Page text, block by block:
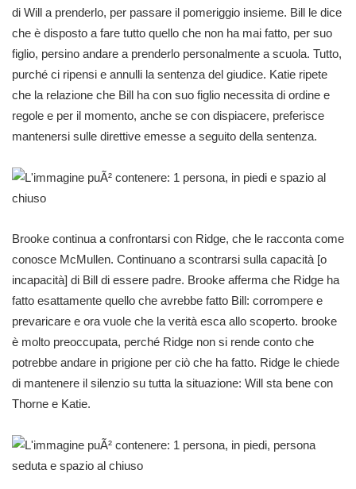
di Will a prenderlo, per passare il pomeriggio insieme. Bill le dice
che è disposto a fare tutto quello che non ha mai fatto, per suo
figlio, persino andare a prenderlo personalmente a scuola. Tutto,
purché ci ripensi e annulli la sentenza del giudice. Katie ripete
che la relazione che Bill ha con suo figlio necessita di ordine e
regole e per il momento, anche se con dispiacere, preferisce
mantenersi sulle direttive emesse a seguito della sentenza.
Brooke continua a confrontarsi con Ridge, che le racconta come
conosce McMullen. Continuano a scontrarsi sulla capacità [o
incapacità] di Bill di essere padre. Brooke afferma che Ridge ha
fatto esattamente quello che avrebbe fatto Bill: corrompere e
prevaricare e ora vuole che la verità esca allo scoperto. brooke
è molto preoccupata, perché Ridge non si rende conto che
potrebbe andare in prigione per ciò che ha fatto. Ridge le chiede
di mantenere il silenzio su tutta la situazione: Will sta bene con
Thorne e Katie.